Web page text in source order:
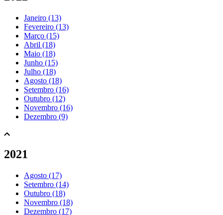
Janeiro (13)
Fevereiro (13)
Março (15)
Abril (18)
Maio (18)
Junho (15)
Julho (18)
Agosto (18)
Setembro (16)
Outubro (12)
Novembro (16)
Dezembro (9)
2021
Agosto (17)
Setembro (14)
Outubro (18)
Novembro (18)
Dezembro (17)